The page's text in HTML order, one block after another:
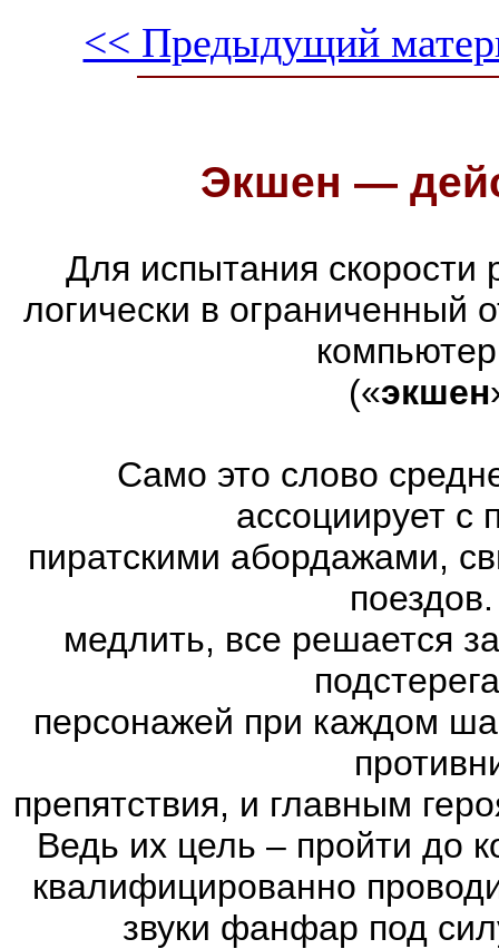
<< Предыдущий
Экшен —
Для испытания скорости
логически в ограниченный
(«экшен
Само это слово
ассоциирует с
пиратскими абордажами,
медлить, все решается
персонажей при каждом
препятствия, и главным
Ведь их цель – пройти до
квалифицированно
звуки фанфар под